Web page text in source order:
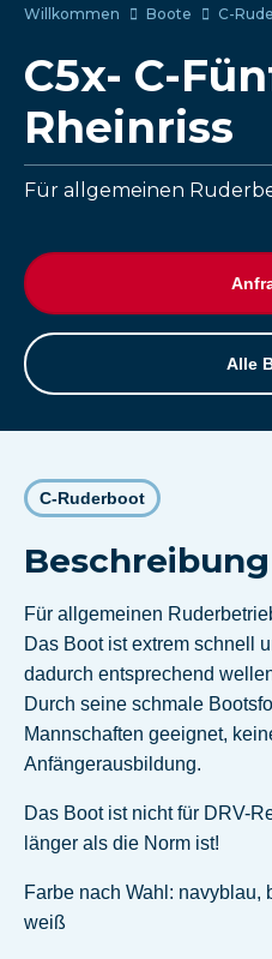
Willkommen Boote C-
C5x- C-
Rheinriss
Für allgemeinen
Alle
C-Ruderboot
Beschreibung
Für allgemeinen
Das Boot ist extrem schnell
dadurch entsprechend
Durch seine schmale
Mannschaften geeignet,
Anfängerausbildung.
Das Boot ist nicht für DRV-
länger als die Norm ist!
Farbe nach Wahl: navyblau,
weiß